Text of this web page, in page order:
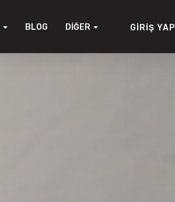
BLOG DIĞER GIRIŞ YAP